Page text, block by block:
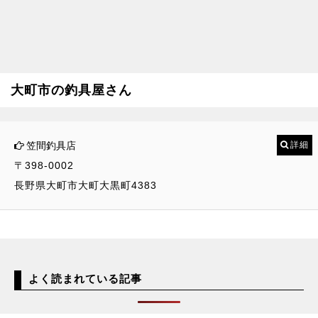
大町市の釣具屋さん
笠間釣具店
〒398-0002
長野県大町市大町大黒町4383
詳細
よく読まれている記事